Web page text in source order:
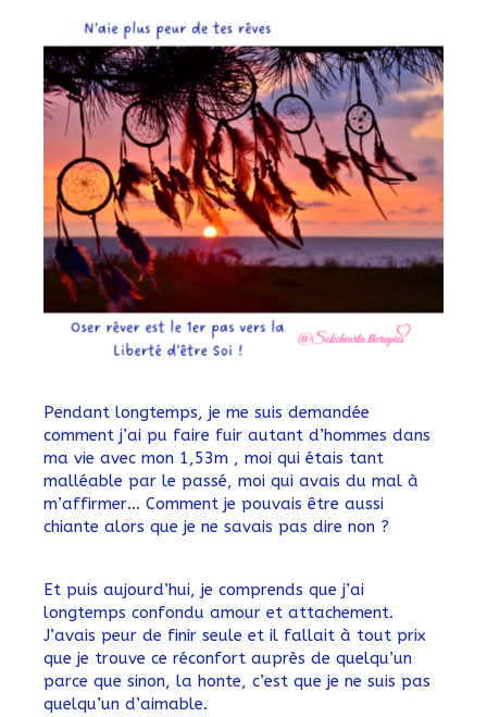
Pendant longtemps, je me suis demandée
comment j’ai pu faire fuir autant d’hommes dans
ma vie avec mon 1,53m , moi qui étais tant
malléable par le passé, moi qui avais du mal à
m’affirmer… Comment je pouvais être aussi
chiante alors que je ne savais pas dire non ?
Et puis aujourd’hui, je comprends que j’ai
longtemps confondu amour et attachement.
J’avais peur de finir seule et il fallait à tout prix
que je trouve ce réconfort auprès de quelqu’un
parce que sinon, la honte, c’est que je ne suis pas
quelqu’un d’aimable.